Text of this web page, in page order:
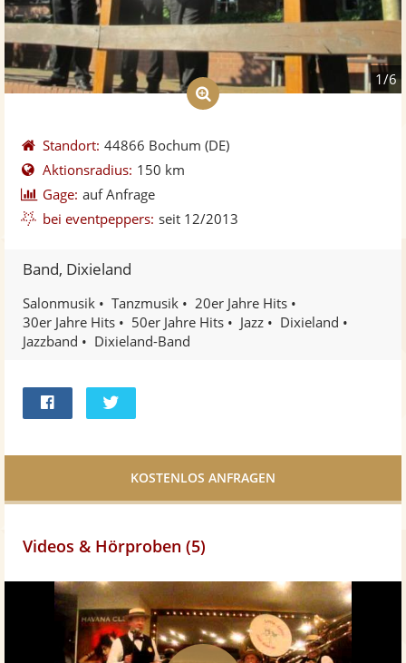
1/6
Standort: 44866 Bochum (DE)
Aktionsradius: 150 km
Gage: auf Anfrage
bei eventpeppers: seit 12/2013
Band, Dixieland
Salonmusik Tanzmusik
20er Jahre Hits
30er Jahre Hits
50er Jahre Hits Jazz
Dixieland
Jazzband
Dixieland-Band
Facebook
Videos & Hörproben (5)